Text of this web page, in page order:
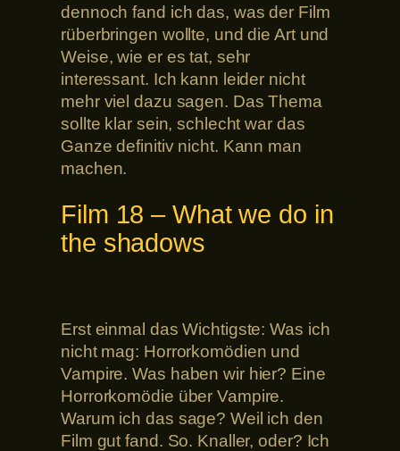
dennoch fand ich das, was der Film
rüberbringen wollte, und die Art und
Weise, wie er es tat, sehr
interessant. Ich kann leider nicht
mehr viel dazu sagen. Das Thema
sollte klar sein, schlecht war das
Ganze definitiv nicht. Kann man
machen.
Film 18 – What we do in
the shadows
Erst einmal das Wichtigste: Was ich
nicht mag: Horrorkomödien und
Vampire. Was haben wir hier? Eine
Horrorkomödie über Vampire.
Warum ich das sage? Weil ich den
Film gut fand. So. Knaller, oder? Ich